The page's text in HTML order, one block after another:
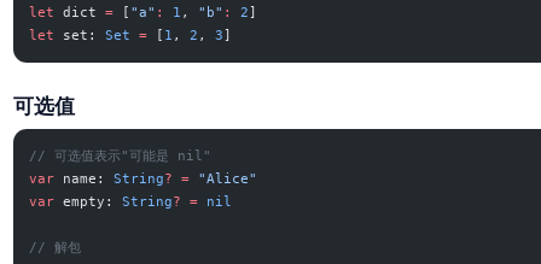
let
dict = "a" : 1 , "b" : 2
let
set: Set = 1 , 2 , 3
可选值
// 可选值表示"可能是 nil"
var name: String? = "Alice"
var empty: String? = nil
// 解包